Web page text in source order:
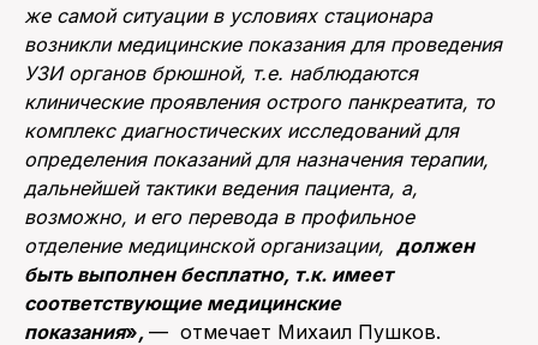
же самой ситуации в условиях стационара
возникли медицинские показания для проведения
УЗИ органов брюшной, т.е. наблюдаются
клинические проявления острого панкреатита, то
комплекс диагностических исследований для
определения показаний для назначения терапии,
дальнейшей тактики ведения пациента, а,
возможно, и его перевода в профильное
отделение медицинской организации, должен
быть выполнен бесплатно, т.к. имеет
соответствующие медицинские
показания», — отмечает Михаил Пушков.